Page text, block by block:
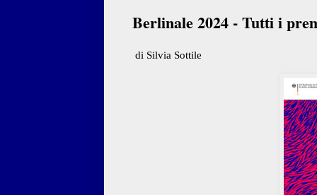
Berlinale 2024 - Tutti i
di Silvia Sottile